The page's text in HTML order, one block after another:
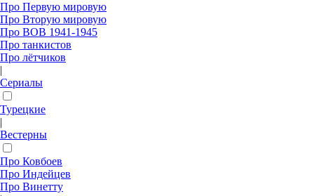
Про Первую мировую
Про Вторую мировую
Про ВОВ 1941-1945
Про танкистов
Про лётчиков
|
Сериалы
Турецкие
|
Вестерны
Про Ковбоев
Про Индейцев
Про Винетту